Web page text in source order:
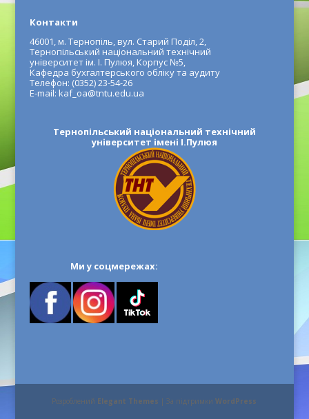
Контакти
46001, м. Тернопіль, вул. Старий Поділ, 2,
Тернопільський національний технічний
університет ім. І. Пулюя, Корпус №5,
Кафедра бухгалтерського обліку та аудиту
Телефон: (0352) 23-54-26
E-mail: kaf_oa@tntu.edu.ua
Тернопільський національний технічний
університет імені І.Пулюя
Ми у соцмережах:
Розроблений Elegant Themes | За підтримкиWordPress